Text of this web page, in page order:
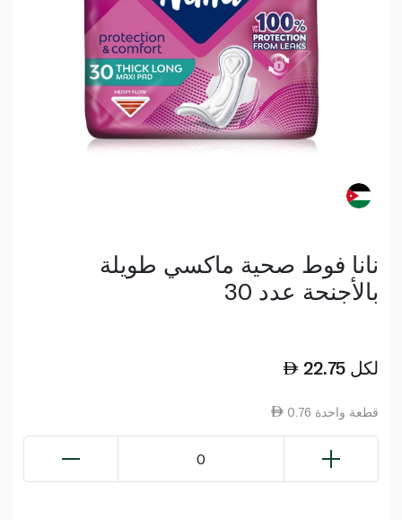
نانا فوط صحية ماكسي طويلة
بالأجنحة عدد 30
22.75 لكل
0.76 قطعة واحدة
0